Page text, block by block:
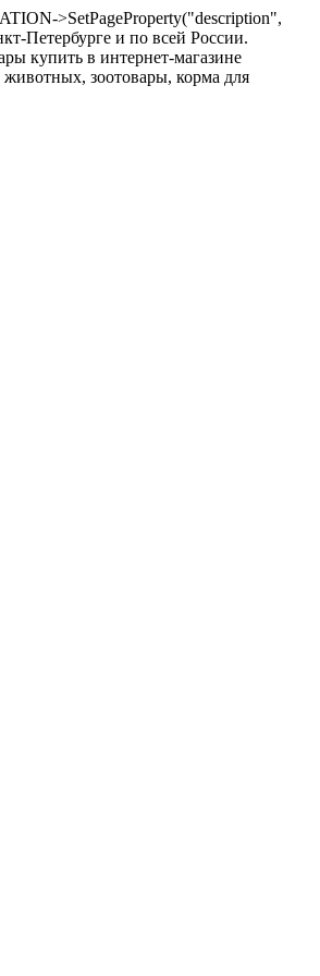
>SetPageProperty("description",
Петербурге и по всей России.
купить в интернет-магазине
зоотовары, корма для